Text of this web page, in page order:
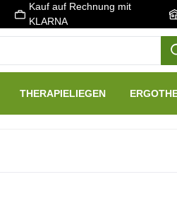
Kauf auf Rechnung mit
KLARNA
THERAPIELIEGEN